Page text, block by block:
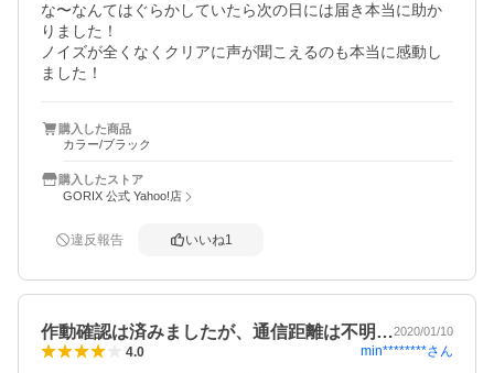
な〜なんてはぐらかしていたら次の日には届き本当に助か
りました！
ノイズが全くなくクリアに声が聞こえるのも本当に感動し
ました！
購入した商品
カラー/ブラック
購入したストア
GORIX 公式 Yahoo!店
違反報告 いいね1
作動確認は済みましたが、通信距離は不明…2020/01/10
4.0 min********さん